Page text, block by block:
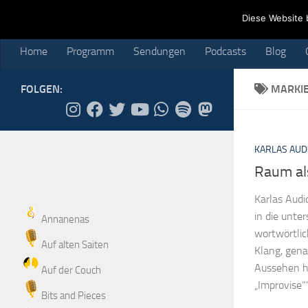
Blog
Home Programm Sendungen Podcasts Blog
KARLAS
Raum
Karlas
in die
Klang,
Aussehen
FOLGEN:
Annanenas
Auf alten Saiten
Auf der Couch
Bits and Pieces
Diese Website